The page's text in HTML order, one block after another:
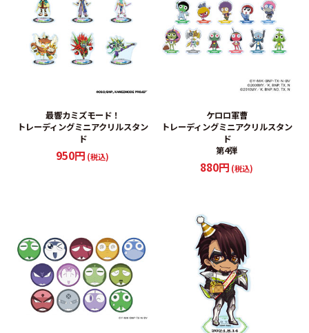
最響カミズモード！
トレーディングミニアクリルスタン
ド
950円 (税込)
ケロロ軍曹
トレーディングミニアクリルスタン
ド
第4弾
880円 (税込)